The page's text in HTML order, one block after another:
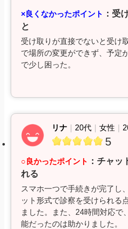
×良くなかったポイント
：受
と
受け取りが直接でないと受け
で場所の変更ができず、予定
で少し困った。
リナ ｜ 20代 ｜女性 ｜
5
○良かったポイント
：チャッ
れる
スマホ一つで手続きが完了し
ット形式で診察を受けられる
ました。また、24時間対応で
能だったのは助かりました。